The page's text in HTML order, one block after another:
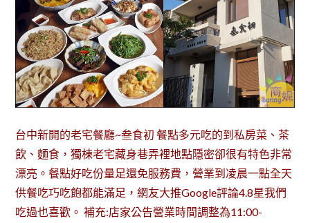
台中新開的老宅餐廳~叁食初 餐點多元吃的到私房菜、茶
飲、麵食，獨棟老宅藏身巷弄裡地點隱密卻很有特色非常
漂亮。餐點好吃份量足還免服務費，營業到凌晨一點全天
供餐吃巧吃飽都能滿足，網友大推Google評論4.8星我們
吃過也喜歡。 補充:店家公告營業時間調整為11:00-